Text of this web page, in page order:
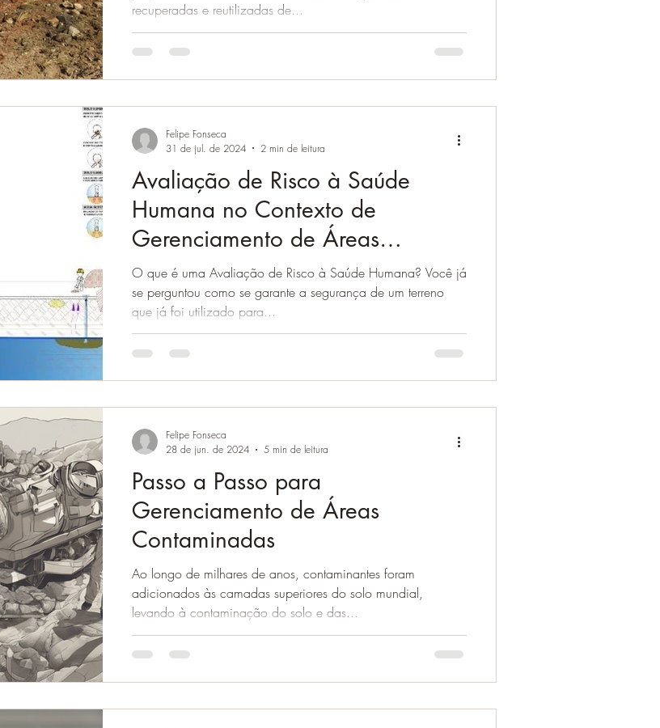
recuperadas e reutilizadas de...
Avaliação de Risco à Saúde
Humana no Contexto de
Gerenciamento de Áreas
Contaminadas
O que é uma Avaliação de Risco à Saúde Humana? Você já
se perguntou como se garante a segurança de um terreno
que já foi utilizado para...
Felipe Fonseca
31 de jul. de 2024
2 min de leitura
Passo a Passo para
Gerenciamento de Áreas
Contaminadas
Ao longo de milhares de anos, contaminantes foram
adicionados às camadas superiores do solo mundial,
levando à contaminação do solo e das...
Felipe Fonseca
28 de jun. de 2024
5 min de leitura